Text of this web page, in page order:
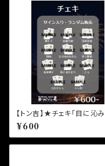
【トン吉】★チェキ「目に沁
だ、夏。」トン吉
¥600